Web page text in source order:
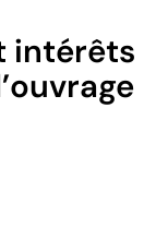
intérêts